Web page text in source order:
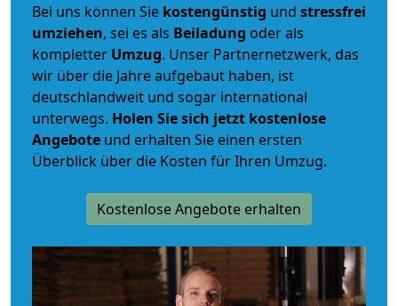
Bei uns können Sie kostengünstig und stressfrei
umziehen, sei es als Beiladung oder als
kompletter Umzug. Unser Partnernetzwerk, das
wir über die Jahre aufgebaut haben, ist
deutschlandweit und sogar international
unterwegs. Holen Sie sich jetzt kostenlose
Angebote und erhalten Sie einen ersten
Überblick über die Kosten für Ihren Umzug.
Kostenlose Angebote erhalten